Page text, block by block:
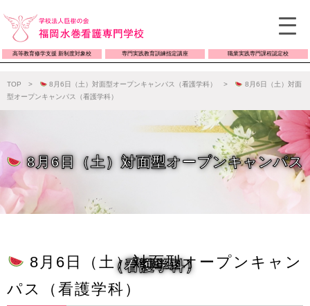
高等教育修学支援 新制度対象校 専門実践教育訓練指定講座 職業実践専門課程認定校
TOP > 8月6日（土）対面型オープンキャンパス（看護学科） >
8月6日（土）対面
型オープンキャンパス（看護学科）
8月6日（土）対面型オープンキャンパス
（看護学科）
8月6日（土）対面型オープンキャン
パス（看護学科）